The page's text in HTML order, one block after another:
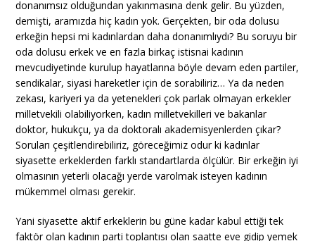
donanımsız olduğundan yakınmasına denk gelir. Bu yüzden,
demişti, aramızda hiç kadın yok. Gerçekten, bir oda dolusu
erkeğin hepsi mi kadınlardan daha donanımlıydı? Bu soruyu bir
oda dolusu erkek ve en fazla birkaç istisnai kadının
mevcudiyetinde kurulup hayatlarına böyle devam eden partiler,
sendikalar, siyasi hareketler için de sorabiliriz… Ya da neden
zekası, kariyeri ya da yetenekleri çok parlak olmayan erkekler
milletvekili olabiliyorken, kadın milletvekilleri ve bakanlar
doktor, hukukçu, ya da doktoralı akademisyenlerden çıkar?
Soruları çeşitlendirebiliriz, göreceğimiz odur ki kadınlar
siyasette erkeklerden farklı standartlarda ölçülür. Bir erkeğin iyi
olmasının yeterli olacağı yerde varolmak isteyen kadının
mükemmel olması gerekir.
Yani siyasette aktif erkeklerin bu güne kadar kabul ettiği tek
faktör olan kadının parti toplantısı olan saatte eve gidip yemek